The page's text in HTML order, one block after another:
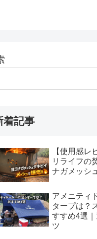
着記事
【使用感レ
リライフの
ナガメッシ
アメニティ
タープは？
すすめ4選
ツ